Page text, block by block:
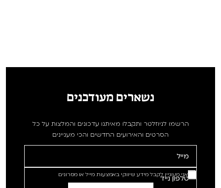
נשארים מעודכנים
הרשמו לניוזלטר ותקבלו מאיתנו עדכונים והמלצות על כל
הסרטים והאירועים החדשים והכי מעניינים
אני מעוניין לקבל מידע שיווקי באמצעות מייל או מסרונים